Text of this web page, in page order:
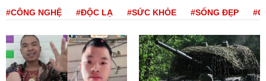
#CÔNG NGHỆ #ĐỘC LẠ #SỨC KHỎE #SỐNG ĐẸP